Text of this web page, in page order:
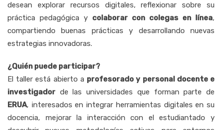
desean explorar recursos digitales, reflexionar sobre su
práctica pedagógica y colaborar con colegas en línea,
compartiendo buenas prácticas y desarrollando nuevas
estrategias innovadoras.
¿Quién puede participar?
El taller está abierto a profesorado y personal docente e
investigador de las universidades que forman parte de
ERUA, interesados en integrar herramientas digitales en su
docencia, mejorar la interacción con el estudiantado y